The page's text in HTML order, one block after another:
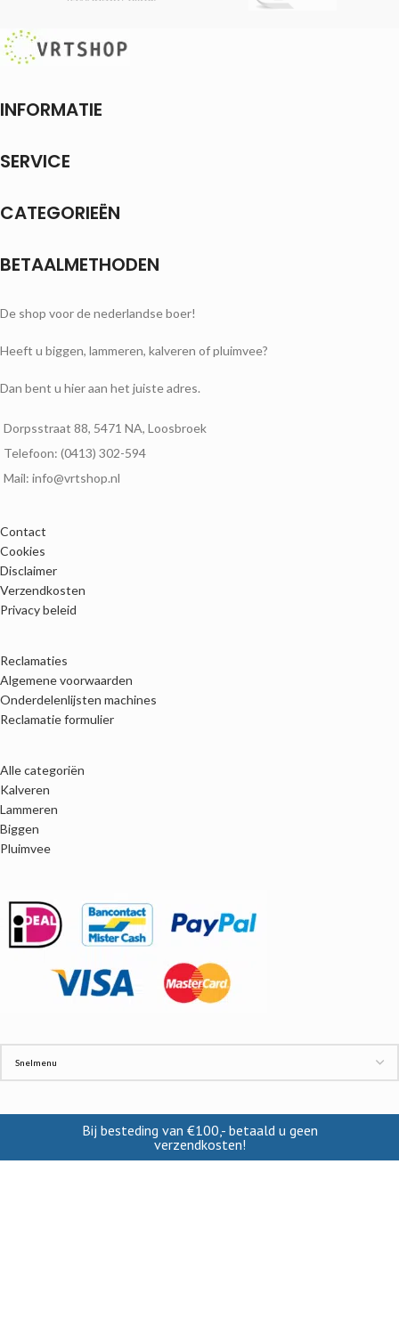
INFORMATIE
SERVICE
CATEGORIEËN
BETAALMETHODEN
De shop voor de nederlandse boer!
Heeft u biggen, lammeren, kalveren of pluimvee?
Dan bent u hier aan het juiste adres.
Dorpsstraat 88, 5471 NA, Loosbroek
Telefoon: (0413) 302-594
Mail: info@vrtshop.nl
Contact
Cookies
Disclaimer
Verzendkosten
Privacy beleid
Reclamaties
Algemene voorwaarden
Onderdelenlijsten machines
Reclamatie formulier
Alle categoriën
Kalveren
Lammeren
Biggen
Pluimvee
Bij besteding van €100,- betaald u geen
verzendkosten!